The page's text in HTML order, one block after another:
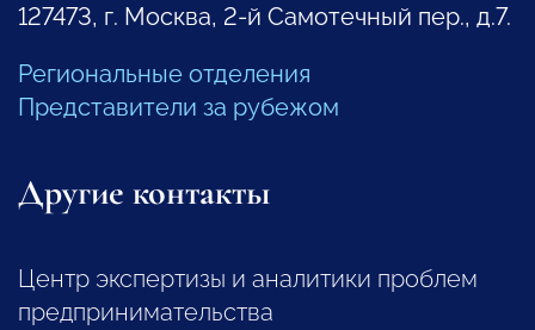
127473, г. Москва, 2-й Самотечный пер., д.7.
Региональные отделения
Представители за рубежом
Другие контакты
Центр экспертизы и аналитики проблем
предпринимательства